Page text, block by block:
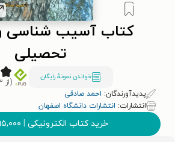
کتاب آسیب شناسی
تحصیلی
خواندن نمونۀ رایگان
(از ۲۳ رأی)
پدیدآورندگان: احمد صادقی
انتشارات: انتشارات دانشگاه اصفهان
خرید کتاب الکترونیکی |